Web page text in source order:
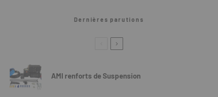
Dernières parutions
AMI renforts de Suspension